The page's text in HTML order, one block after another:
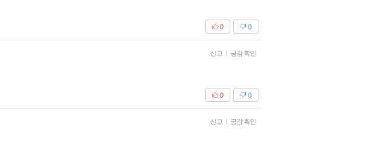
0
0
신고 | 공감 확인
0
0
신고 | 공감 확인